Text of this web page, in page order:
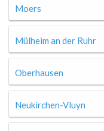
Moers
Mülheim an der Ruhr
Oberhausen
Neukirchen-Vluyn